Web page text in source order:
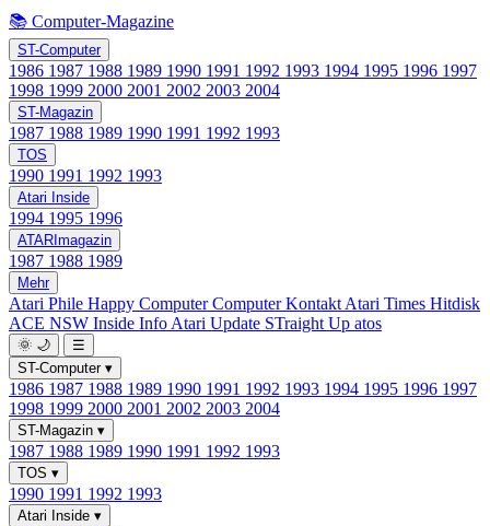
📚 Computer-Magazine
ST-Computer
1986 1987 1988 1989 1990 1991 1992 1993 1994 1995 1996 1997
1998 1999 2000 2001 2002 2003 2004
ST-Magazin
1987 1988 1989 1990 1991 1992 1993
TOS
1990 1991 1992 1993
Atari Inside
1994 1995 1996
ATARImagazin
1987 1988 1989
Mehr
Atari Phile Happy ComputerComputer Kontakt Atari Times Hitdisk
ACE NSW Inside Info Atari Update STraight Up atos
🌞 🌙
☰
ST-Computer ▾
1986 1987 1988 1989 1990 1991 1992 1993 1994 1995 1996 1997
1998 1999 2000 2001 2002 2003 2004
ST-Magazin ▾
1987 1988 1989 1990 1991 1992 1993
TOS ▾
1990 1991 1992 1993
Atari Inside ▾